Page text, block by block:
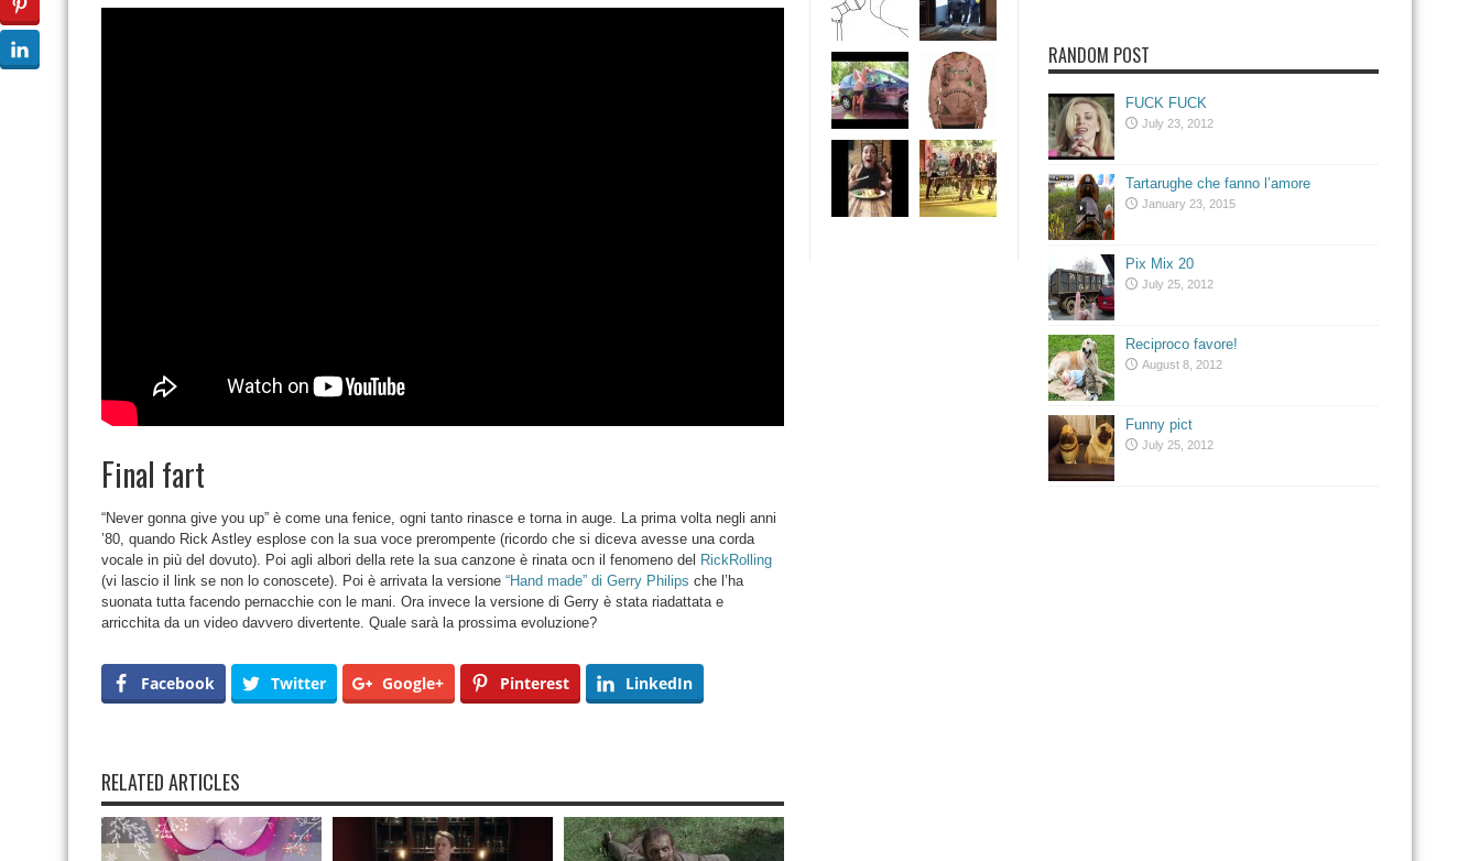
Final fart
“Never gonna give you up” è come una fenice, ogni tanto rinasce e torna in auge. La prima volta negli anni
’80, quando Rick Astley esplose con la sua voce prerompente (ricordo che si diceva avesse una corda
vocale in più del dovuto). Poi agli albori della rete la sua canzone è rinata ocn il fenomeno del RickRolling
(vi lascio il link se non lo conoscete). Poi è arrivata la versione “Hand made” di Gerry Philips che l’ha
suonata tutta facendo pernacchie con le mani. Ora invece la versione di Gerry è stata riadattata e
arricchita da un video davvero divertente. Quale sarà la prossima evoluzione?
Facebook Twitter Google+ Pinterest LinkedIn
RELATED ARTICLES
RANDOM POST
FUCK FUCK
July 23, 2012
Tartarughe che fanno l’amore
January 23, 2015
Pix Mix 20
July 25, 2012
Reciproco favore!
August 8, 2012
Funny pict
July 25, 2012